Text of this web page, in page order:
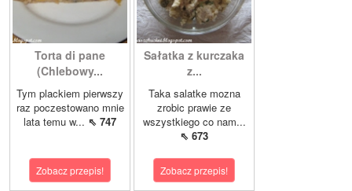
Torta di pane
(Chlebowy...
Tym plackiem pierwszy
raz poczestowano mnie
lata temu w... ⇖ 747
Zobacz przepis!
Sałatka z kurczaka
z...
Taka salatke mozna
zrobic prawie ze
wszystkiego co nam...
⇖ 673
Zobacz przepis!